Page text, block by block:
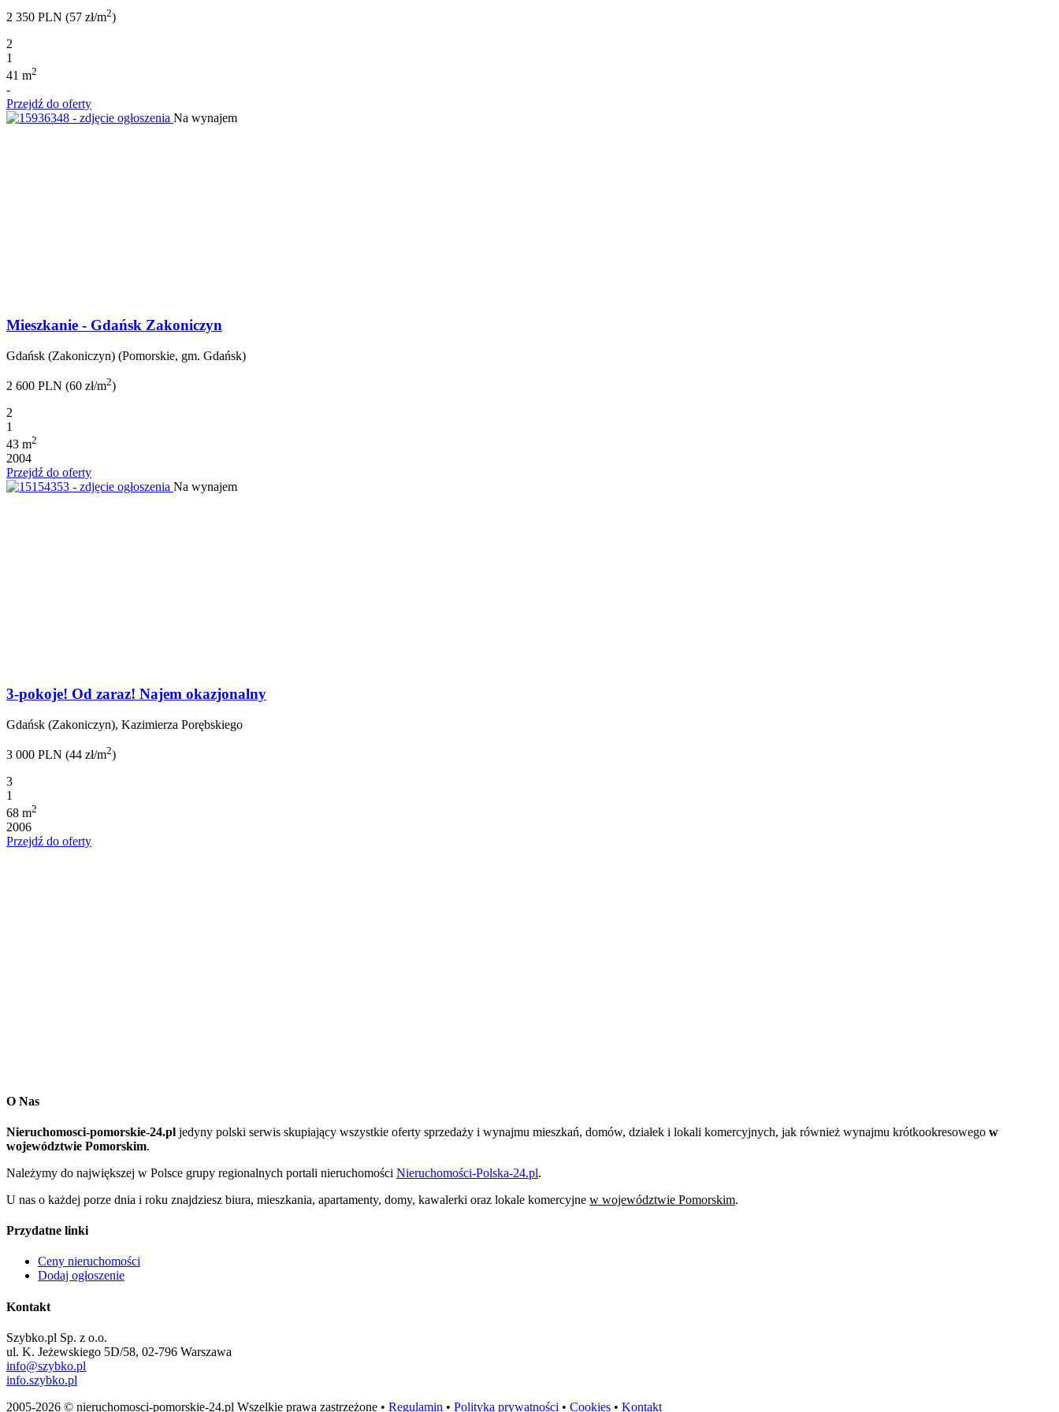
2 350 PLN (57 zł/m2)
2
1
41 m2
-
Przejdź do oferty
Na wynajem
Mieszkanie - Gdańsk Zakoniczyn
Gdańsk (Zakoniczyn) (Pomorskie, gm. Gdańsk)
2 600 PLN (60 zł/m2)
2
1
43 m2
2004
Przejdź do oferty
Na wynajem
3-pokoje! Od zaraz! Najem okazjonalny
Gdańsk (Zakoniczyn), Kazimierza Porębskiego
3 000 PLN (44 zł/m2)
3
1
68 m2
2006
Przejdź do oferty
O Nas
Nieruchomosci-pomorskie-24.pl jedyny polski serwis skupiający wszystkie oferty sprzedaży i wynajmu mieszkań, domów, działek i lokali komercyjnych, jak również wynajmu krótkookresowego w
województwie Pomorskim.
Należymy do największej w Polsce grupy regionalnych portali nieruchomości Nieruchomości-Polska-24.pl.
U nas o każdej porze dnia i roku znajdziesz biura, mieszkania, apartamenty, domy, kawalerki oraz lokale komercyjne w województwie Pomorskim.
Przydatne linki
Ceny nieruchomości
Dodaj ogłoszenie
Kontakt
Szybko.pl Sp. z o.o.
ul. K. Jeżewskiego 5D/58, 02-796 Warszawa
info@szybko.pl
info.szybko.pl
2005-2026 © nieruchomosci-pomorskie-24.pl Wszelkie prawa zastrzeżone • Regulamin • Polityka prywatności • Cookies • Kontakt